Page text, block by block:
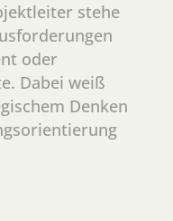
stehe
oder
Dabei weiß
Denken